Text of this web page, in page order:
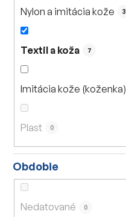
Nylon a imitácia kože 3
Textil a koža 7
Imitácia kože (koženka)
Plast 0
Obdobie
Nedatované 0